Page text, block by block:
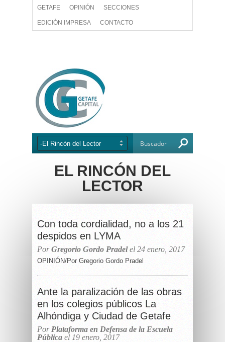
GETAFE OPINIÓN SECCIONES
EDICIÓN IMPRESA CONTACTO
EL RINCÓN DEL
LECTOR
Con toda cordialidad, no a los 21
despidos en LYMA
PorGregorio Gordo Pradelel 24 enero, 2017
OPINIÓN/Por Gregorio Gordo Pradel
Ante la paralización de las obras
en los colegios públicos La
Alhóndiga y Ciudad de Getafe
Por Plataforma en Defensa de la Escuela
Pública el 19 enero, 2017